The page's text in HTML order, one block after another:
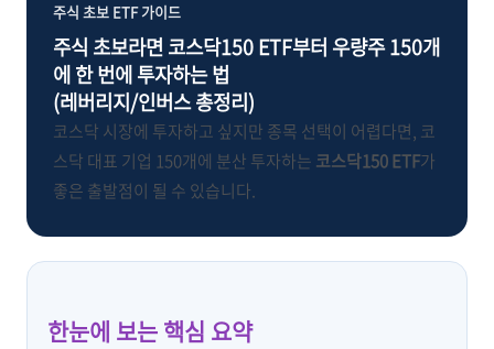
주식 초보 ETF 가이드
주식 초보라면 코스닥150 ETF부터 우량주 150개
에 한 번에 투자하는 법
(레버리지/인버스 총정리)
코스닥 시장에 투자하고 싶지만 종목 선택이 어렵다면, 코
스닥 대표 기업 150개에 분산 투자하는 코스닥150 ETF가
좋은 출발점이 될 수 있습니다.
한눈에 보는 핵심 요약